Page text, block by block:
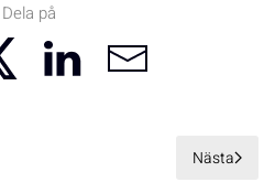
Dela på
Nästa